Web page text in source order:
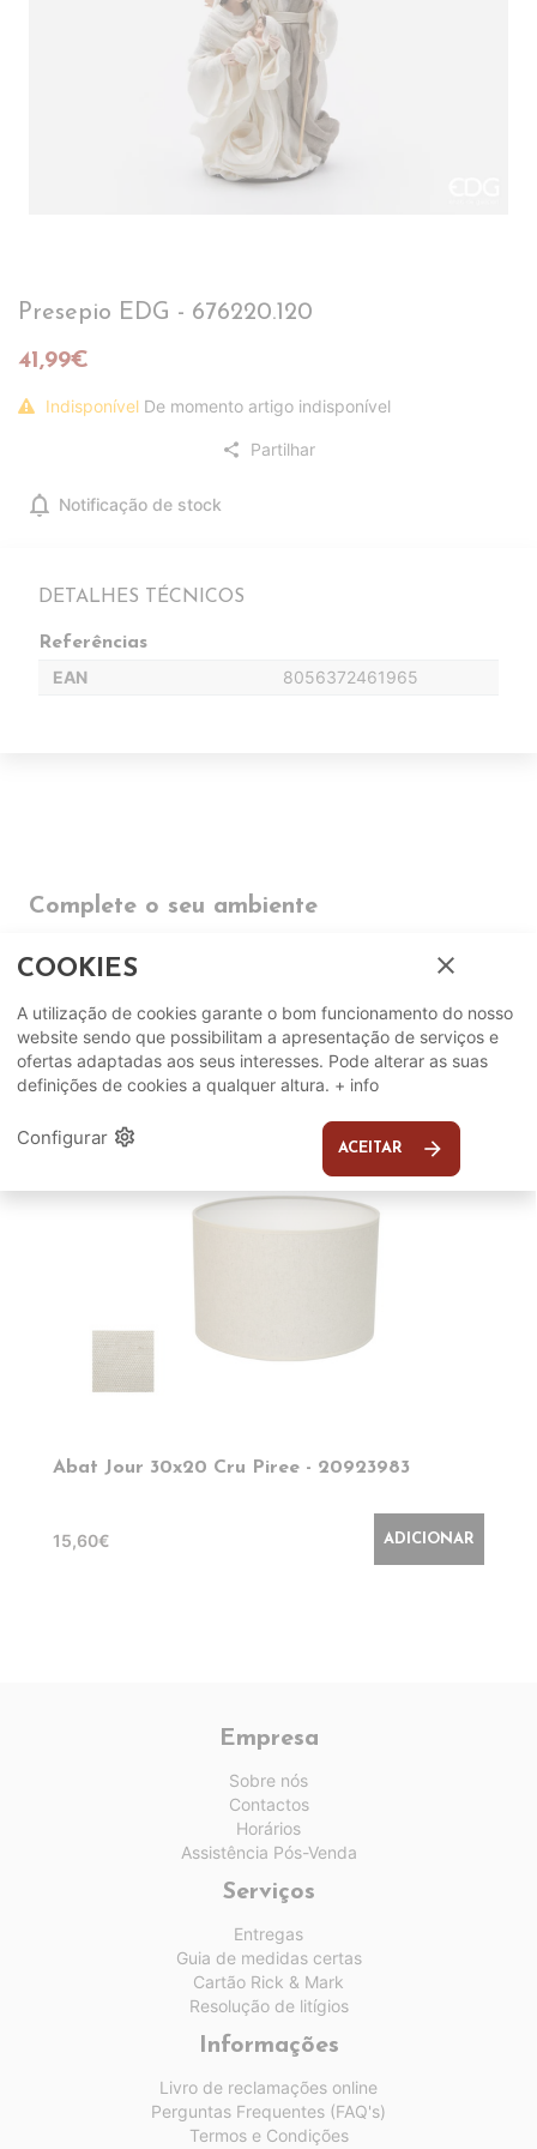
Presepio EDG - 676220.120
41,99€
Indisponível De momento artigo indisponível
share Partilhar
notifications Notificação de stock
DETALHES TÉCNICOS
Referências
EAN 8056372461965
Complete o seu ambiente
COMPLEMENTOS
SUGERIDOS
EM DESTAQUE
Abat Jour 30x20 Cru Piree - 20923983
15,60€ ADICIONAR
Empresa
Sobre nós
Contactos
Horários
Assistência Pós-Venda
Serviços
Entregas
Guia de medidas certas
Cartão Rick & Mark
Resolução de litígios
Informações
Livro de reclamações online
Perguntas Frequentes (FAQ's)
Termos e Condições
COOKIES close
A utilização de cookies garante o bom funcionamento do nosso
website sendo que possibilitam a apresentação de serviços e
ofertas adaptadas aos seus interesses. Pode alterar as suas
definições de cookies a qualquer altura. + info
Configurar settings ACEITAR arrow_forward